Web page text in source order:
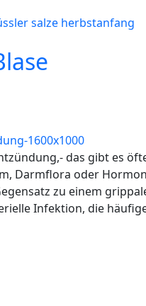
salze herbstanfang
das gibt es
Darmflora oder
zu einem
Infektion, die